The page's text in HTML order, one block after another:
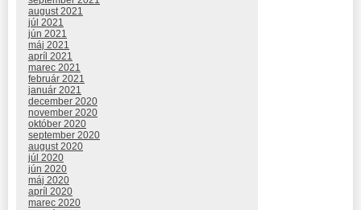
august 2021
júl 2021
jún 2021
máj 2021
apríl 2021
marec 2021
február 2021
január 2021
december 2020
november 2020
október 2020
september 2020
august 2020
júl 2020
jún 2020
máj 2020
apríl 2020
marec 2020